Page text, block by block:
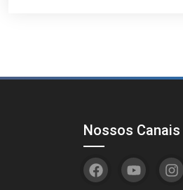
Nossos Canais